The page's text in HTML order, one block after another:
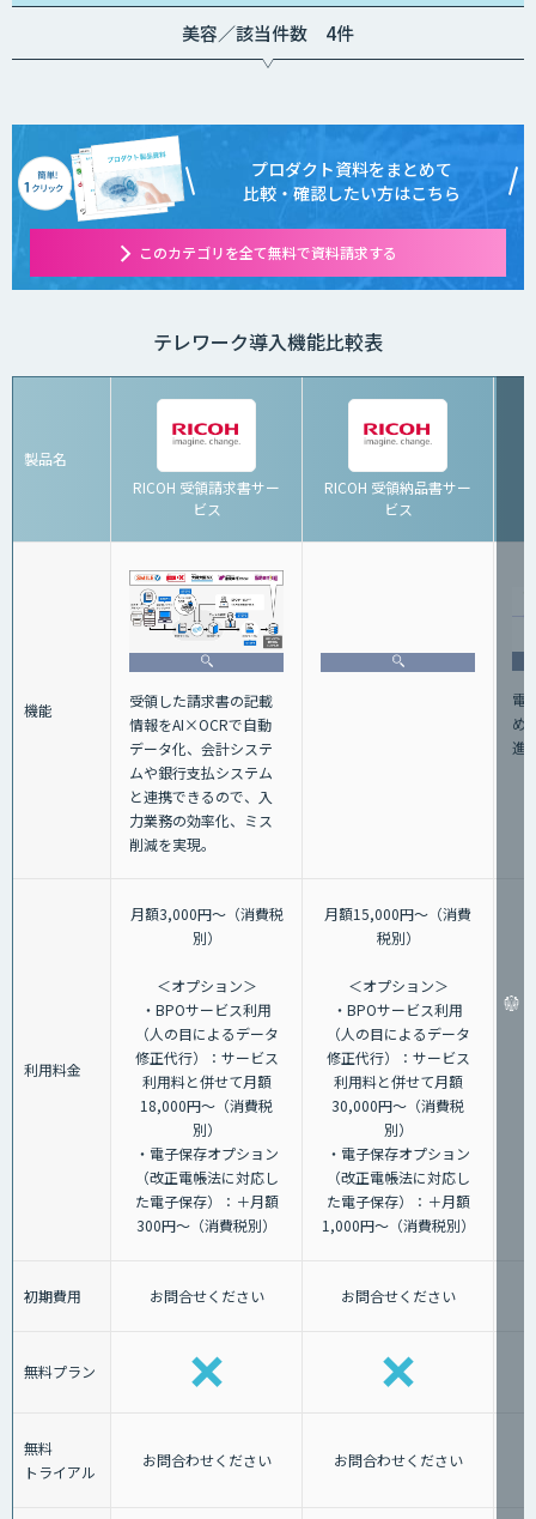
美容／該当件数 4件
プロダクト資料をまとめて
比較・確認したい方はこちら
このカテゴリを全て無料で資料請求する
テレワーク導入機能比較表
製品名
RICOH 受領請求書サー
ビス
RICOH 受領納品書サー
ビス
機能
受領した請求書の記載
情報をAI×OCRで自動
データ化、会計システ
ムや銀行支払システム
と連携できるので、入
力業務の効率化、ミス
削減を実現。
電
め
進
利用料金
月額3,000円～（消費税
別）
＜オプション＞
・BPOサービス利用
（人の目によるデータ
修正代行）：サービス
利用料と併せて月額
18,000円～（消費税
別）
・電子保存オプション
（改正電帳法に対応し
た電子保存）：＋月額
300円～（消費税別）
月額15,000円～（消費
税別）
＜オプション＞
・BPOサービス利用
（人の目によるデータ
修正代行）：サービス
利用料と併せて月額
30,000円～（消費税
別）
・電子保存オプション
（改正電帳法に対応し
た電子保存）：＋月額
1,000円～（消費税別）
初期費用 お問合せください お問合せください
無料プラン
無料
トライアル
お問合わせください お問合わせください